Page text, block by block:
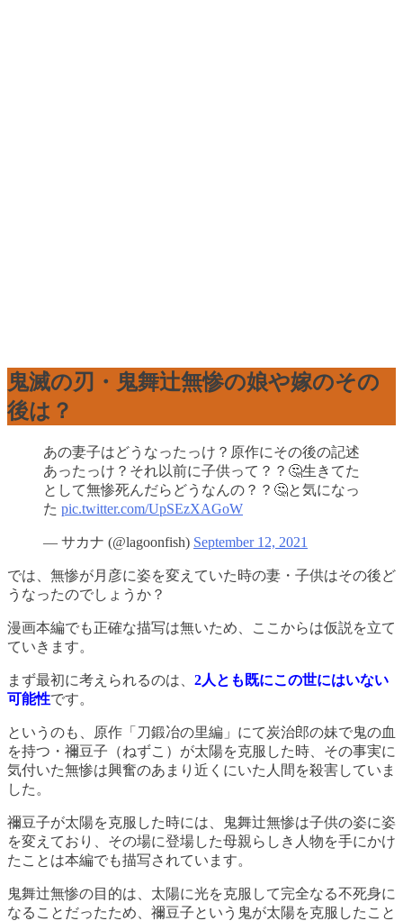
鬼滅の刃・鬼舞辻無惨の娘や嫁のその
後は？
あの妻子はどうなったっけ？原作にその後の記述
あったっけ？それ以前に子供って？？🤔生きてた
として無惨死んだらどうなんの？？🤔と気になっ
た pic.twitter.com/UpSEzXAGoW
— サカナ (@lagoonfish) September 12, 2021
では、無惨が月彦に姿を変えていた時の妻・子供はその後ど
うなったのでしょうか？
漫画本編でも正確な描写は無いため、ここからは仮説を立て
ていきます。
まず最初に考えられるのは、 2人とも 既にこの世にはいない
可能性です。
というのも、原作「刀鍛冶の里編」にて炭治郎の妹で鬼の血
を持つ・禰豆子（ねずこ）が太陽を克服した時、その事実に
気付いた無惨は興奮のあまり近くにいた人間を殺害していま
した。
禰豆子が太陽を克服した時には、鬼舞辻無惨は子供の姿に姿
を変えており、その場に登場した母親らしき人物を手にかけ
たことは本編でも描写されています。
鬼舞辻無惨の目的は、太陽に光を克服して完全なる不死身に
なることだったため、禰豆子という鬼が太陽を克服したこと